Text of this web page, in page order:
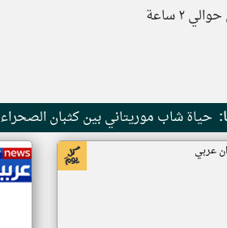
٢ ساعة
حياة شاب موريتاني بين كثبان الصحراء
عربي